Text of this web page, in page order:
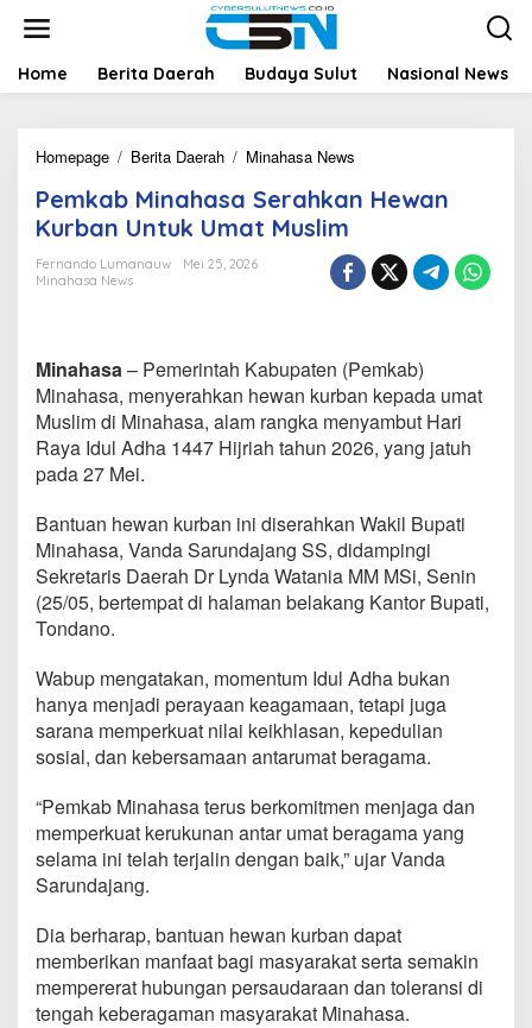
t
Home Berita Daerah Budaya Sulut Nasional News
Homepage / Berita Daerah / Minahasa News
m
b
M
h
a
s
a
S
a
h
k
a
n
w
a
n
K
u
b
a
n
U
u
k
U
m
a
Pemkab Minahasa Serahkan Hewan
Kurban Untuk Umat Muslim
Fernando Lumanauw
Mei 25, 2026
Minahasa News
Minahasa– Pemerintah Kabupaten (Pemkab)
Minahasa, menyerahkan hewan kurban kepada umat
Muslim di Minahasa, alam rangka menyambut Hari
Raya Idul Adha 1447 Hijriah tahun 2026, yang jatuh
pada 27 Mei.
Bantuan hewan kurban ini diserahkan Wakil Bupati
Minahasa, Vanda Sarundajang SS, didampingi
Sekretaris Daerah Dr Lynda Watania MM MSi, Senin
(25/05, bertempat di halaman belakang Kantor Bupati,
Tondano.
Wabup mengatakan, momentum Idul Adha bukan
hanya menjadi perayaan keagamaan, tetapi juga
sarana memperkuat nilai keikhlasan, kepedulian
sosial, dan kebersamaan antarumat beragama.
“Pemkab Minahasa terus berkomitmen menjaga dan
memperkuat kerukunan antar umat beragama yang
selama ini telah terjalin dengan baik,” ujar Vanda
Sarundajang.
Dia berharap, bantuan hewan kurban dapat
memberikan manfaat bagi masyarakat serta semakin
mempererat hubungan persaudaraan dan toleransi di
tengah keberagaman masyarakat Minahasa.